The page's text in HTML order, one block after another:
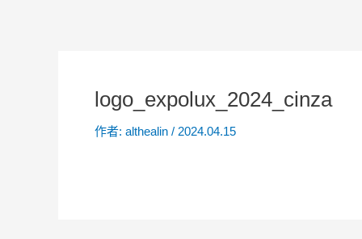
logo_expolux_2024_cinza
作者: althealin / 2024.04.15